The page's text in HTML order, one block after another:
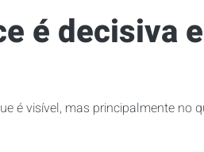
é decisiva
é visível, mas principalmente no